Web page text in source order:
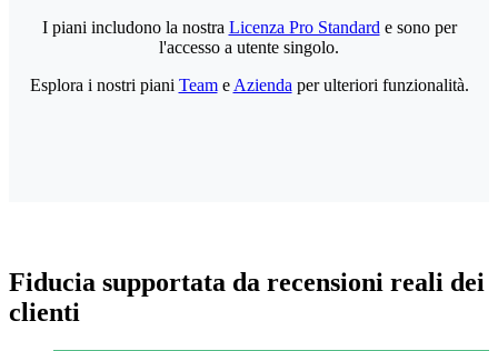
I piani includono la nostra Licenza Pro Standard e sono per
l'accesso a utente singolo.
Esplora i nostri piani Teame Azienda per ulteriori funzionalità.
Fiducia supportata da recensioni reali dei
clienti